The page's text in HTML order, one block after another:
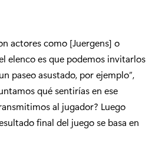
actores como [Juergens] o
elenco es que podemos invitarlos
paseo asustado, por ejemplo”,
qué sentirías en ese
al jugador? Luego
final del juego se basa en